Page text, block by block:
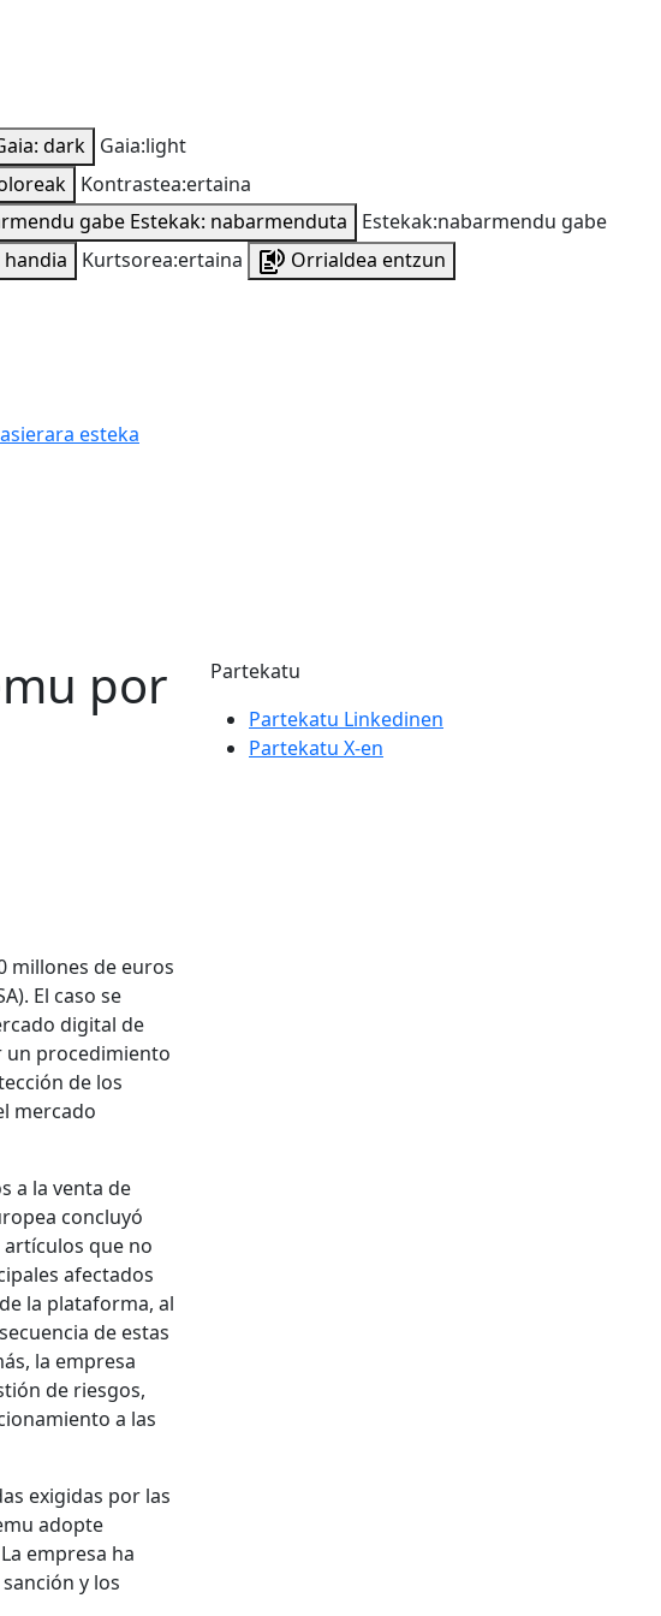
dark Gaia:light
Kontrastea:ertaina
gabe Estekak: nabarmenduta
Estekak:nabarmendu gabe
Kurtsorea:ertaina
Orrialdea entzun
esteka
por
millones de euros
El caso se
digital de
un procedimiento
de los
mercado
a la venta de
concluyó
que no
afectados
la plataforma, al
de estas
la empresa
de riesgos,
a las
exigidas por las
adopte
empresa ha
y los
Partekatu
Partekatu Linkedinen
Partekatu X-en